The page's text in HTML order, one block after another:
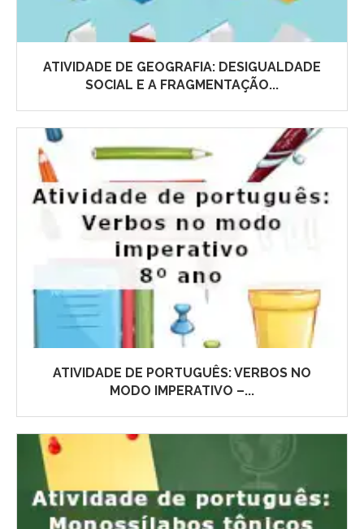
ATIVIDADE DE GEOGRAFIA: DESIGUALDADE
SOCIAL E A FRAGMENTAÇÃO...
ATIVIDADE DE PORTUGUÊS: VERBOS NO
MODO IMPERATIVO –...